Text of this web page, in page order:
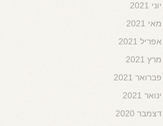
יוני 2021
מאי 2021
אפריל 2021
מרץ 2021
פברואר 2021
ינואר 2021
דצמבר 2020